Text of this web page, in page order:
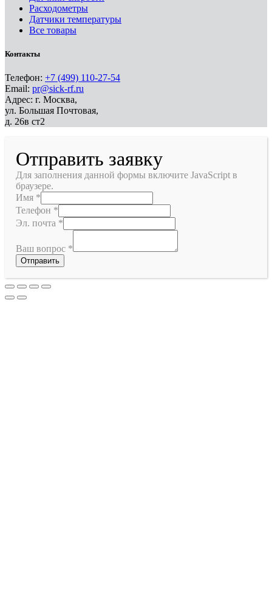
Расходометры
Датчики температуры
Все товары
Контакты
Телефон: +7 (499) 110-27-54
Email: pr@sick-rf.ru
Адрес: г. Москва,
ул. Большая Почтовая,
д. 26в ст2
Отправить заявку
Для заполнения данной формы включите JavaScript в
браузере.
Имя *
Телефон *
Эл. почта *
Ваш вопрос *
Отправить